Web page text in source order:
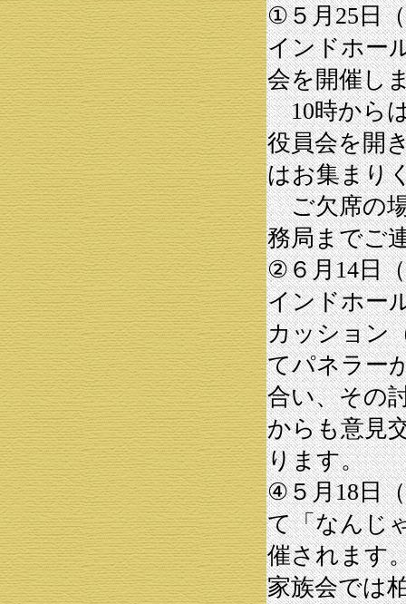
①５月25日
インドホー
会を開催し
10時から
役員会を開
はお集まり
ご欠席の場
務局までご
②６月14日
インドホー
カッション
てパネラー
合い、その
からも意見
ります。
④５月18日
て「なんじ
催されます
家族会では